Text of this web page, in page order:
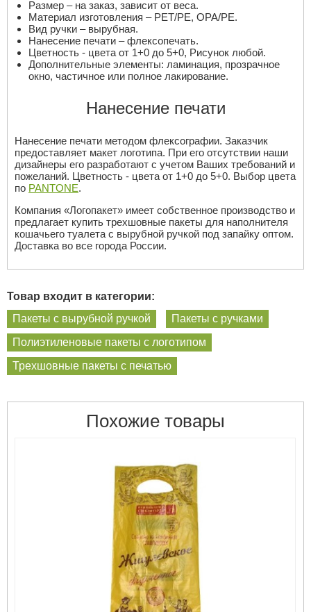
Размер – на заказ, зависит от веса.
Материал изготовления – PET/PE, OPA/PE.
Вид ручки – вырубная.
Нанесение печати – флексопечать.
Цветность - цвета от 1+0 до 5+0, Рисунок любой.
Дополнительные элементы: ламинация, прозрачное
окно, частичное или полное лакирование.
Нанесение печати
Нанесение печати методом флексографии. Заказчик
предоставляет макет логотипа. При его отсутствии наши
дизайнеры его разработают с учетом Ваших требований и
пожеланий. Цветность - цвета от 1+0 до 5+0. Выбор цвета
по PANTONE.
Компания «Логопакет» имеет собственное производство и
предлагает купить трехшовные пакеты для наполнителя
кошачьего туалета с вырубной ручкой под запайку оптом.
Доставка во все города России.
Товар входит в категории:
Пакеты с вырубной ручкой
Пакеты с ручками
Полиэтиленовые пакеты с логотипом
Трехшовные пакеты с печатью
Похожие товары